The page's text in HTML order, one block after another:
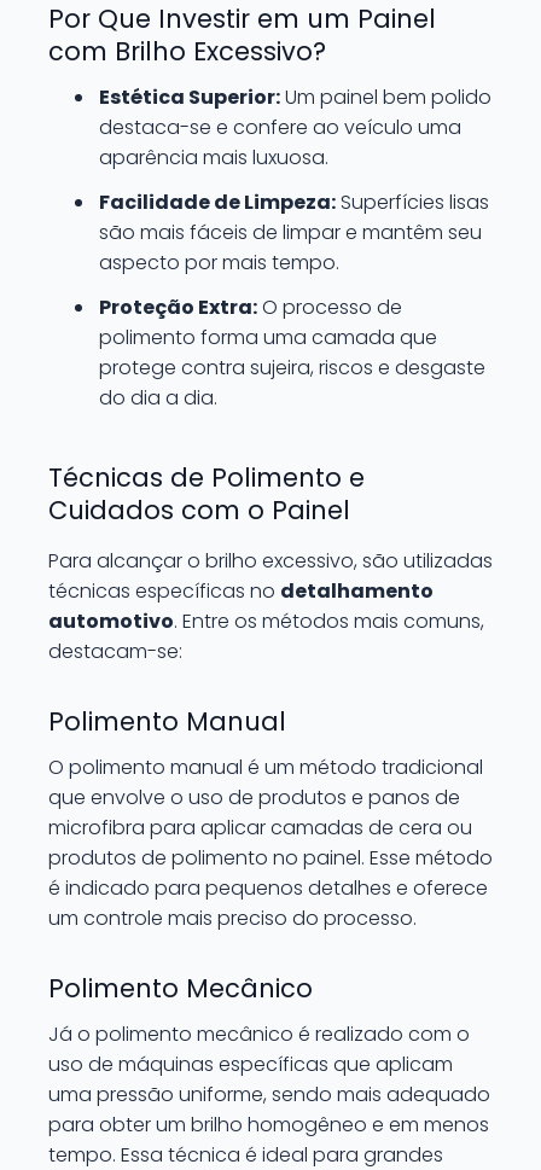
Por Que Investir em um Painel
com Brilho Excessivo?
Estética Superior:Um painel bem polido
destaca-se e confere ao veículo uma
aparência mais luxuosa.
Facilidade de Limpeza: Superfícies lisas
são mais fáceis de limpar e mantêm seu
aspecto por mais tempo.
Proteção Extra:O processo de
polimento forma uma camada que
protege contra sujeira, riscos e desgaste
do dia a dia.
Técnicas de Polimento e
Cuidados com o Painel
Para alcançar o brilho excessivo, são utilizadas
técnicas específicas no detalhamento
automotivo. Entre os métodos mais comuns,
destacam-se:
Polimento Manual
O polimento manual é um método tradicional
que envolve o uso de produtos e panos de
microfibra para aplicar camadas de cera ou
produtos de polimento no painel. Esse método
é indicado para pequenos detalhes e oferece
um controle mais preciso do processo.
Polimento Mecânico
Já o polimento mecânico é realizado com o
uso de máquinas específicas que aplicam
uma pressão uniforme, sendo mais adequado
para obter um brilho homogêneo e em menos
tempo. Essa técnica é ideal para grandes